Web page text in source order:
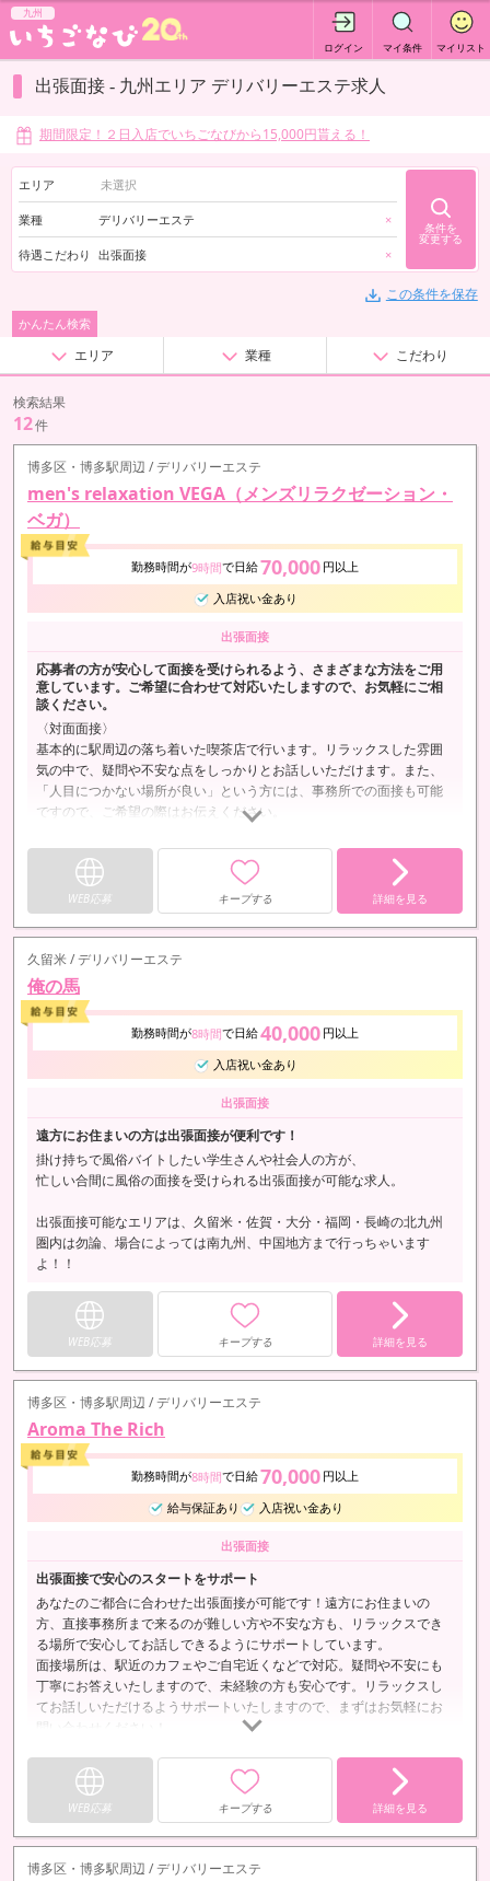
九州
ログイン マイ条件 マイリスト
出張面接 - 九州エリア デリバリーエステ求人
期間限定！２日入店でいちごなびから15,000円貰える！
エリア
業種 デリバリーエステ ×
待遇こだわり 出張面接 ×
条件を
変更する
この条件を保存
かんたん検索
エリア 業種 こだわり
検索結果
12件
博多区・博多駅周辺 / デリバリーエステ
men's relaxation VEGA（メンズリラクゼーション・
ベガ）
勤務時間が9時間で日給70,000 円以上
入店祝い金あり
出張面接
応募者の方が安心して面接を受けられるよう、さまざまな方法をご用
意しています。ご希望に合わせて対応いたしますので、お気軽にご相
談ください。
〈対面面接〉
基本的に駅周辺の落ち着いた喫茶店で行います。リラックスした雰囲
気の中で、疑問や不安な点をしっかりとお話しいただけます。また、
「人目につかない場所が良い」という方には、事務所での面接も可能
ですので、ご希望の際はお伝えください。
〈出張面接〉
ご希望の場所がある場合は、お問い合わせの際にお申し付けくださ
い。できる限りご都合に合わせた対応をさせていただきます。
〈写メ面接〉
遠方にお住まいの方や対面面接が難しい方には、写メ面接も対応して
おります。年齢・タトゥーや傷跡の…
WEB応募 キープする 詳細を見る
久留米 / デリバリーエステ
俺の馬
勤務時間が8時間で日給40,000 円以上
入店祝い金あり
出張面接
遠方にお住まいの方は出張面接が便利です！
掛け持ちで風俗バイトしたい学生さんや社会人の方が、
忙しい合間に風俗の面接を受けられる出張面接が可能な求人。
出張面接可能なエリアは、久留米・佐賀・大分・福岡・長崎の北九州
圏内は勿論、場合によっては南九州、中国地方まで行っちゃいます
よ！！
WEB応募 キープする 詳細を見る
博多区・博多駅周辺 / デリバリーエステ
Aroma The Rich
勤務時間が8時間で日給70,000 円以上
給与保証あり
入店祝い金あり
出張面接
出張面接で安心のスタートをサポート
あなたのご都合に合わせた出張面接が可能です！遠方にお住まいの
方、直接事務所まで来るのが難しい方や不安な方も、リラックスでき
る場所で安心してお話しできるようにサポートしています。
面接場所は、駅近のカフェやご自宅近くなどで対応。疑問や不安にも
丁寧にお答えいたしますので、未経験の方も安心です。リラックスし
てお話しいただけるようサポートいたしますので、まずはお気軽にお
問い合わせください！
WEB応募 キープする 詳細を見る
博多区・博多駅周辺 / デリバリーエステ